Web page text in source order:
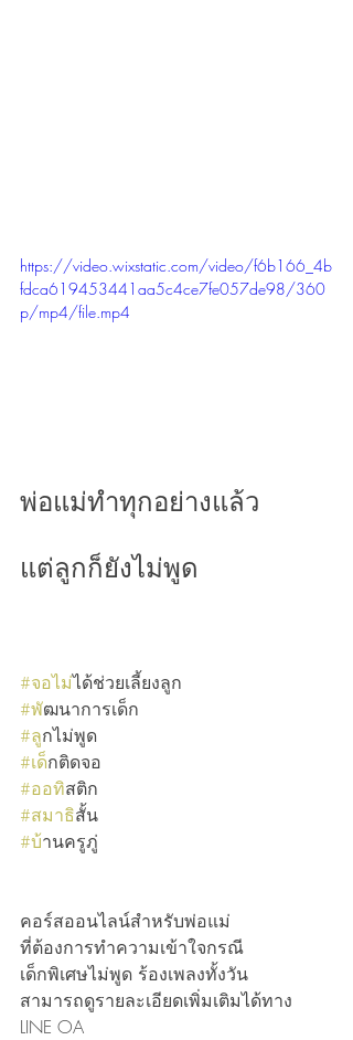
https://video.wixstatic.com/video/f6b166_4b
fdca619453441aa5c4ce7fe057de98/360
p/mp4/file.mp4
พ่อแม่ทำทุกอย่างแล้ว
แต่ลูกก็ยังไม่พูด
#จอไม่ได้ช่วยเลี้ยงลูก
#พัฒนาการเด็ก
#ลูกไม่พูด
#เด็กติดจอ
#ออทิสติก
#สมาธิสั้น
#บ้านครูภู่
คอร์สออนไลน์สำหรับพ่อแม่
ที่ต้องการทำความเข้าใจกรณี
เด็กพิเศษไม่พูด ร้องเพลงทั้งวัน
สามารถดูรายละเอียดเพิ่มเติมได้ทาง
LINE OA